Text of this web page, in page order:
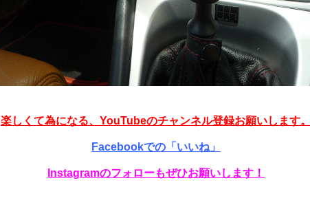
楽しくて為になる、YouTubeのチャンネル登録お願いします
Facebookでの「いいね」
Instagramのフォローもぜひお願いします！